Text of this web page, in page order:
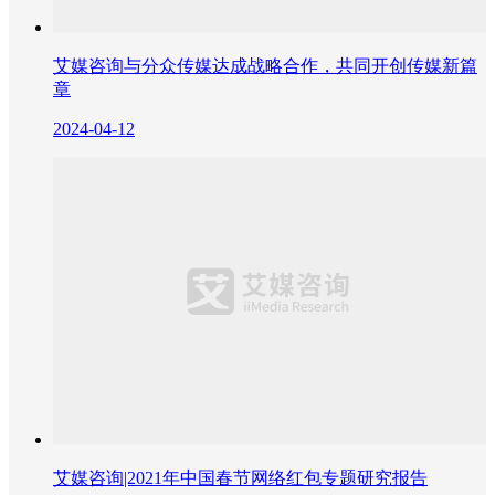
艾媒咨询与分众传媒达成战略合作，共同开创传媒新篇
章
2024-04-12
艾媒咨询|2021年中国春节网络红包专题研究报告